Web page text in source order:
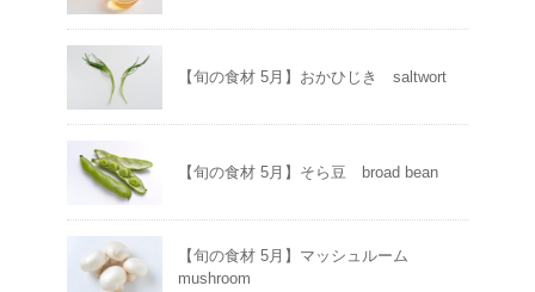
【旬の食材 5月】おかひじき saltwort
【旬の食材 5月】そら豆 broad bean
【旬の食材 5月】マッシュルーム
mushroom